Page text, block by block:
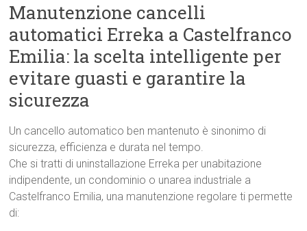
Manutenzione cancelli
automatici Erreka a Castelfranco
Emilia: la scelta intelligente per
evitare guasti e garantire la
sicurezza
Un cancello automatico ben mantenuto è sinonimo di
sicurezza, efficienza e durata nel tempo.
Che si tratti di uninstallazione Erreka per unabitazione
indipendente, un condominio o unarea industriale a
Castelfranco Emilia, una manutenzione regolare ti permette
di: